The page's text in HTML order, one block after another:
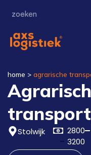
home > agrarische
Stolwijk
2800
3200